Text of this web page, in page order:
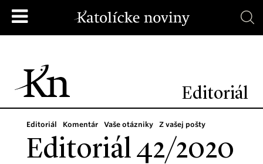
Editoriál
Editoriál Komentár Vaše otázniky Z vašej pošty
Editoriál 42/2020